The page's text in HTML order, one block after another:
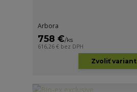
Arbora
758 €/ks
616,26 € bez DPH
Zvoliť variant